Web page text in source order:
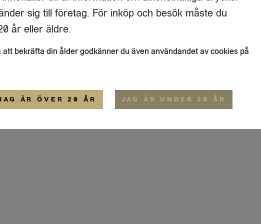
17 A
STOCKHOLM
FLAIVY
OM OSS
ALLMÄNNA VILLKOR
sig till företag. För inköp och besök måste du
år eller äldre.
att bekräfta din ålder godkänner du även användandet av cookies på
ÄR ÖVER 20 ÅR JAG ÄR UNDER 20 ÅR